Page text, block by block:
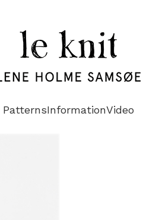
PatternsInformationVideo